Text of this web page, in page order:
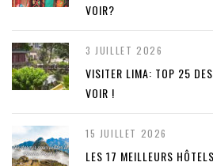
VOIR?
3 JUILLET 2026
VISITER LIMA: TOP 25
VOIR !
15 JUILLET 2026
LES 17 MEILLEURS